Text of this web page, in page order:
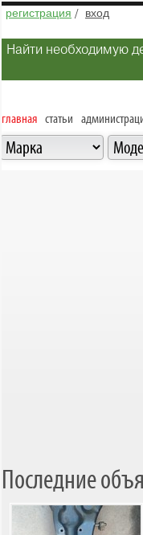
регистрация / вход
Найти необходимую
главная статьи
Последние